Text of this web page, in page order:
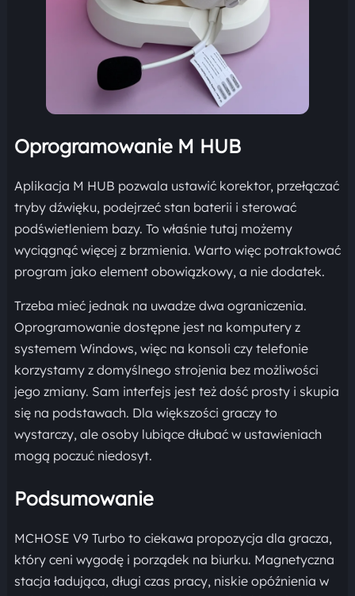
Oprogramowanie M HUB
Aplikacja M HUB pozwala ustawić korektor, przełączać
tryby dźwięku, podejrzeć stan baterii i sterować
podświetleniem bazy. To właśnie tutaj możemy
wyciągnąć więcej z brzmienia. Warto więc potraktować
program jako element obowiązkowy, a nie dodatek.
Trzeba mieć jednak na uwadze dwa ograniczenia.
Oprogramowanie dostępne jest na komputery z
systemem Windows, więc na konsoli czy telefonie
korzystamy z domyślnego strojenia bez możliwości
jego zmiany. Sam interfejs jest też dość prosty i skupia
się na podstawach. Dla większości graczy to
wystarczy, ale osoby lubiące dłubać w ustawieniach
mogą poczuć niedosyt.
Podsumowanie
MCHOSE V9 Turbo to ciekawa propozycja dla gracza,
który ceni wygodę i porządek na biurku. Magnetyczna
stacja ładująca, długi czas pracy, niskie opóźnienia w